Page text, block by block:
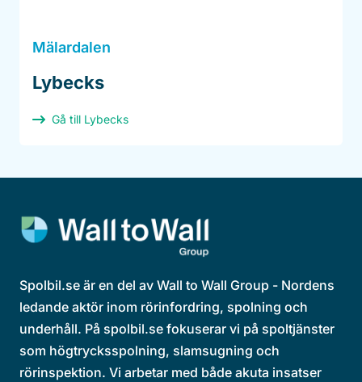
Mälardalen
Lybecks
Gå till Lybecks
Spolbil.se är en del av Wall to Wall Group - Nordens
ledande aktör inom rörinfordring, spolning och
underhåll. På spolbil.se fokuserar vi på spoltjänster
som högtrycksspolning, slamsugning och
rörinspektion. Vi arbetar med både akuta insatser